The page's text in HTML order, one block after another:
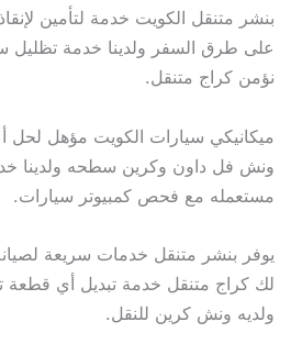
بنشر متنقل الكويت خدمة لتأمين
على طرق السفر ولدينا خدمة تظليل
نؤمن كراج متنقل.
ميكانيكي سيارات الكويت مؤهل لحل
ونش فل داون وكرين سطحه ولدينا
مستعمله مع فحص كمبيوتر سيارات.
يوفر بنشر متنقل خدمات سريعة
لك كراج متنقل خدمة تبديل أي قطعة
ولديه ونش كرين للنقل.